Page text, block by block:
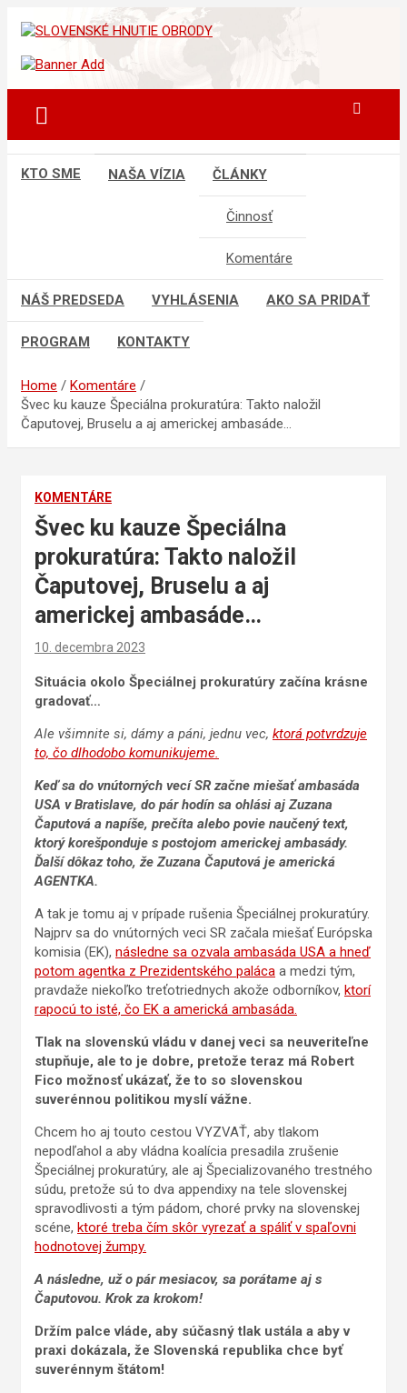
content
SLOVENSKÉ HNUTIE OBRODY
KTO SME NAŠA VÍZIA ČLÁNKY
Činnosť
Komentáre
NÁŠ PREDSEDA VYHLÁSENIA AKO SA PRIDAŤ
PROGRAM KONTAKTY
Home
Komentáre
Švec ku kauze Špeciálna prokuratúra: Takto naložil
Čaputovej, Bruselu a aj americkej ambasáde…
KOMENTÁRE
Švec ku kauze Špeciálna
prokuratúra: Takto naložil
Čaputovej, Bruselu a aj
americkej ambasáde…
10. decembra 2023
Situácia okolo Špeciálnej prokuratúry začína krásne
gradovať…
Ale všimnite si, dámy a páni, jednu vec, ktorá potvrdzuje
to, čo dlhodobo komunikujeme.
Keď sa do vnútorných vecí SR začne miešať ambasáda
USA v Bratislave, do pár hodín sa ohlási aj Zuzana
Čaputová a napíše, prečíta alebo povie naučený text,
ktorý korešponduje s postojom americkej ambasády.
Ďalší dôkaz toho, že Zuzana Čaputová je americká
AGENTKA.
A tak je tomu aj v prípade rušenia Špeciálnej prokuratúry.
Najprv sa do vnútorných veci SR začala miešať Európska
komisia (EK), následne sa ozvala ambasáda USA a hneď
potom agentka z Prezidentského paláca a medzi tým,
pravdaže niekoľko treťotriednych akože odborníkov, ktorí
rapocú to isté, čo EK a americká ambasáda.
Tlak na slovenskú vládu v danej veci sa neuveriteľne
stupňuje, ale to je dobre, pretože teraz má Robert
Fico možnosť ukázať, že to so slovenskou
suverénnou politikou myslí vážne.
Chcem ho aj touto cestou VYZVAŤ, aby tlakom
nepodľahol a aby vládna koalícia presadila zrušenie
Špeciálnej prokuratúry, ale aj Špecializovaného trestného
súdu, pretože sú to dva appendixy na tele slovenskej
spravodlivosti a tým pádom, choré prvky na slovenskej
scéne, ktoré treba čím skôr vyrezať a spáliť v spaľovni
hodnotovej žumpy.
A následne, už o pár mesiacov, sa porátame aj s
Čaputovou. Krok za krokom!
Držím palce vláde, aby súčasný tlak ustála a aby v
praxi dokázala, že Slovenská republika chce byť
suverénnym štátom!